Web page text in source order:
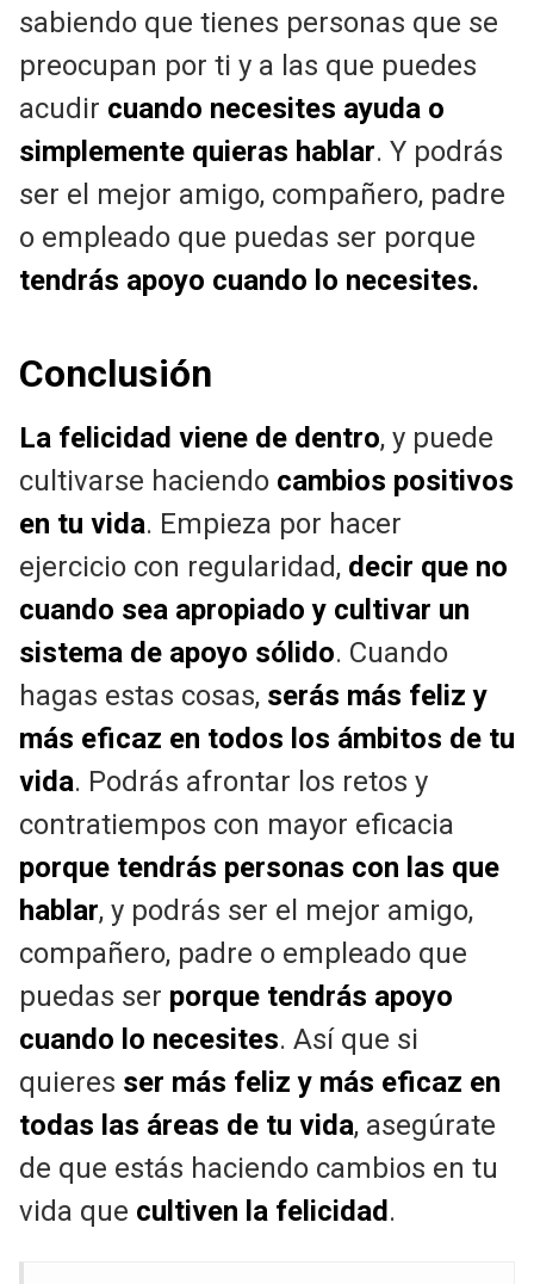
sabiendo que tienes personas que se
preocupan por ti y a las que puedes
acudir cuando necesites ayuda o
simplemente quieras hablar. Y podrás
ser el mejor amigo, compañero, padre
o empleado que puedas ser porque
tendrás apoyo cuando lo necesites.
Conclusión
La felicidad viene de dentro, y puede
cultivarse haciendo cambios positivos
en tu vida. Empieza por hacer
ejercicio con regularidad, decir que no
cuando sea apropiado y cultivar un
sistema de apoyo sólido. Cuando
hagas estas cosas, serás más feliz y
más eficaz en todos los ámbitos de tu
vida. Podrás afrontar los retos y
contratiempos con mayor eficacia
porque tendrás personas con las que
hablar, y podrás ser el mejor amigo,
compañero, padre o empleado que
puedas ser porque tendrás apoyo
cuando lo necesites. Así que si
quieres ser más feliz y más eficaz en
todas las áreas de tu vida, asegúrate
de que estás haciendo cambios en tu
vida que cultiven la felicidad .